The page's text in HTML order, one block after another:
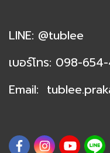
LINE: @tublee
เบอร์โทร: 098-654-
Email: